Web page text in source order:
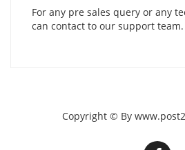
For any pre sales query or any
can contact to our support team.
Copyright © By